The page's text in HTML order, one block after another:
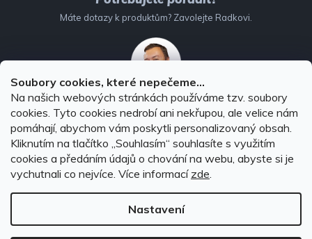
Soubory cookies, které nepečeme...
Na našich webových stránkách používáme tzv. soubory
cookies. Tyto cookies nedrobí ani nekřupou, ale velice nám
pomáhají, abychom vám poskytli personalizovaný obsah.
Kliknutím na tlačítko ,,Souhlasím“ souhlasíte s využitím
cookies a předáním údajů o chování na webu, abyste si je
vychutnali co nejvíce. Více informací zde.
Nastavení
Máte dotazy k produktům? Zavolejte Radkovi.
732 147 896 (Po–Pá: 8–16:00)
info@autodoplnky-obchod.cz
Copyright 2026Autodoplňky-obchod.cz. Všechna práva